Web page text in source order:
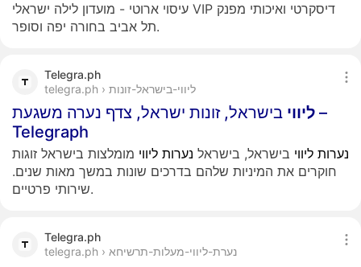
עיסוי ארוטי - מועדון לילה ישראלי VIP דיסקרטי ואיכותי מפנק
תל אביב בחורה יפה וסופר.
Telegra.ph
telegra.ph › ליווי-בישראל-זונות
ליווי בישראל, זונות ישראל, צדף נערה משגעת –
Telegraph
נערות ליווי בישראל, בישראל נערות ליווי מומלצות בישראל זוגות
חוקרים את המיניות שלהם בדרכים שונות במשך מאות שנים.
שירותי פרטיים.
Telegra.ph
telegra.ph › נערת-ליווי-מעלות-תרשיחא